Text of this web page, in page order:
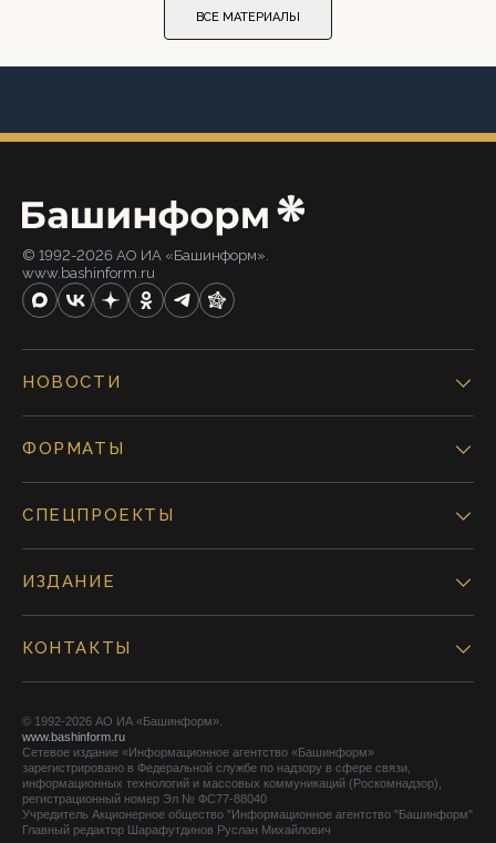
ВСЕ МАТЕРИАЛЫ
© 1992-2026 АО ИА «Башинформ».
www.bashinform.ru
НОВОСТИ
ФОРМАТЫ
СПЕЦПРОЕКТЫ
ИЗДАНИЕ
КОНТАКТЫ
© 1992-2026 АО ИА «Башинформ».
www.bashinform.ru
Сетевое издание «Информационное агентство «Башинформ»
зарегистрировано в Федеральной службе по надзору в сфере связи,
информационных технологий и массовых коммуникаций (Роскомнадзор),
регистрационный номер Эл № ФС77-88040
Учредитель Акционерное общество "Информационное агентство "Башинформ"
Главный редактор Шарафутдинов Руслан Михайлович